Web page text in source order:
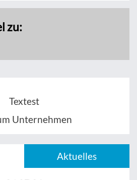
zu:
Textest
Unternehmen
Aktuelles